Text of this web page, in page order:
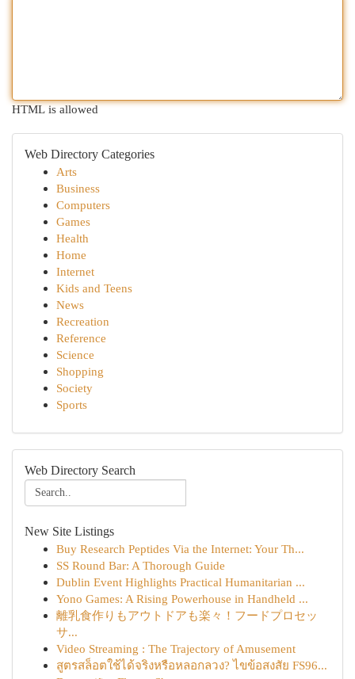
HTML is allowed
Web Directory Categories
Arts
Business
Computers
Games
Health
Home
Internet
Kids and Teens
News
Recreation
Reference
Science
Shopping
Society
Sports
Web Directory Search
New Site Listings
Buy Research Peptides Via the Internet: Your Th...
SS Round Bar: A Thorough Guide
Dublin Event Highlights Practical Humanitarian ...
Yono Games: A Rising Powerhouse in Handheld ...
離乳食作りもアウトドアも楽々！フードプロセッ
サ...
Video Streaming : The Trajectory of Amusement
สูตรสล็อตใช้ได้จริงหรือหลอกลวง? ไขข้อสงสัย FS96...